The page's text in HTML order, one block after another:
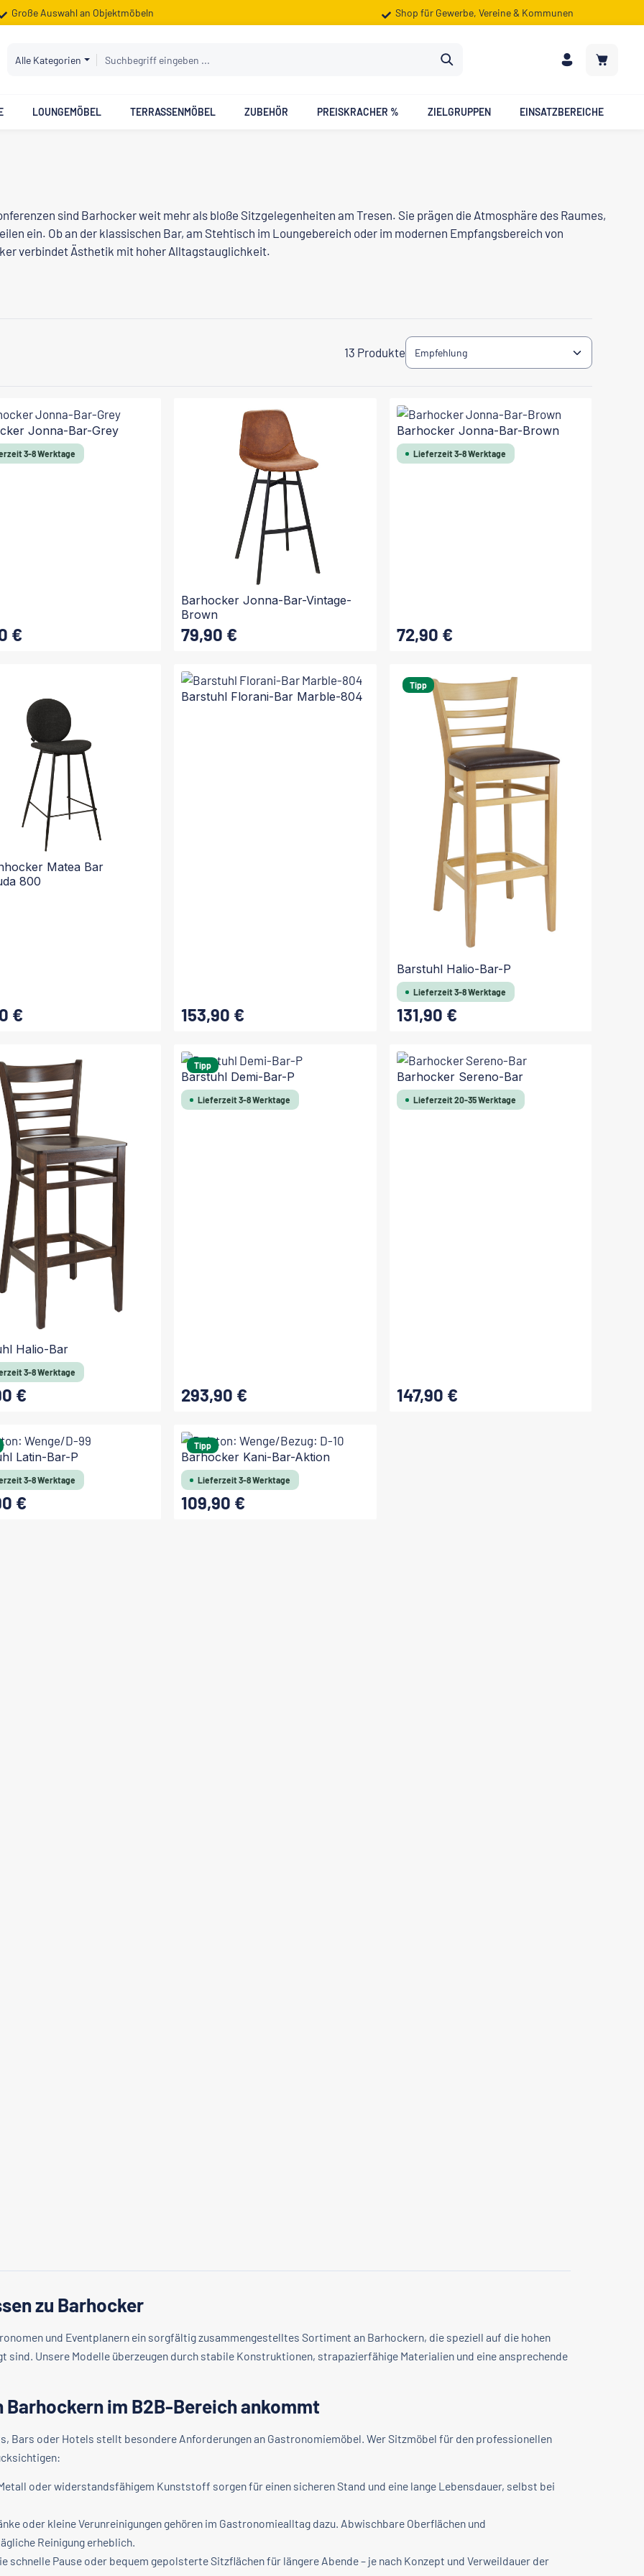
Große Auswahl an Objektmöbeln Shop für Gewerbe, Vereine & Kommunen
Alle Kategorien
LOUNGEMÖBEL TERRASSENMÖBEL ZUBEHÖR PREISKRACHER % ZIELGRUPPEN EINSATZBEREICHE
sind Barhocker weit mehr als bloße Sitzgelegenheiten am Tresen. Sie prägen die Atmosphäre des Raumes,
ein. Ob an der klassischen Bar, am Stehtisch im Loungebereich oder im modernen Empfangsbereich von
verbindet Ästhetik mit hoher Alltagstauglichkeit.
13 Produkte
Jonna-Bar-Grey
3-8 Werktage
Preis:
€
Barhocker Jonna-Bar-Vintage-
Brown
Regulärer Preis:
79,90 €
In den Warenkorb
Barhocker Jonna-Bar-Brown
Lieferzeit 3-8 Werktage
Regulärer Preis:
72,90 €
In den Warenkorb
Matea Bar
800
Preis:
€
In den Warenkorb
Barstuhl Florani-Bar Marble-804
Regulärer Preis:
153,90 €
In den Warenkorb
Tipp
Barstuhl Halio-Bar-P
Lieferzeit 3-8 Werktage
Regulärer Preis:
131,90 €
Halio-Bar
3-8 Werktage
Preis:€
Tipp
Barstuhl Demi-Bar-P
Lieferzeit 3-8 Werktage
Regulärer Preis:
293,90 €
Barhocker Sereno-Bar
Lieferzeit 20-35 Werktage
Regulärer Preis:
147,90 €
Latin-Bar-P
3-8 Werktage
Preis:€
Tipp
Barhocker Kani-Bar-Aktion
Lieferzeit 3-8 Werktage
Regulärer Preis:
109,90 €
zu Barhocker
und Eventplanern ein sorgfältig zusammengestelltes Sortiment an Barhockern, die speziell auf die hohen
sind. Unsere Modelle überzeugen durch stabile Konstruktionen, strapazierfähige Materialien und eine ansprechende
Barhockern im B2B-Bereich ankommt
Bars oder Hotels stellt besondere Anforderungen an Gastronomiemöbel. Wer Sitzmöbel für den professionellen
oder widerstandsfähigem Kunststoff sorgen für einen sicheren Stand und eine lange Lebensdauer, selbst bei
oder kleine Verunreinigungen gehören im Gastronomiealltag dazu. Abwischbare Oberflächen und
Reinigung erheblich.
schnelle Pause oder bequem gepolsterte Sitzflächen für längere Abende – je nach Konzept und Verweildauer der